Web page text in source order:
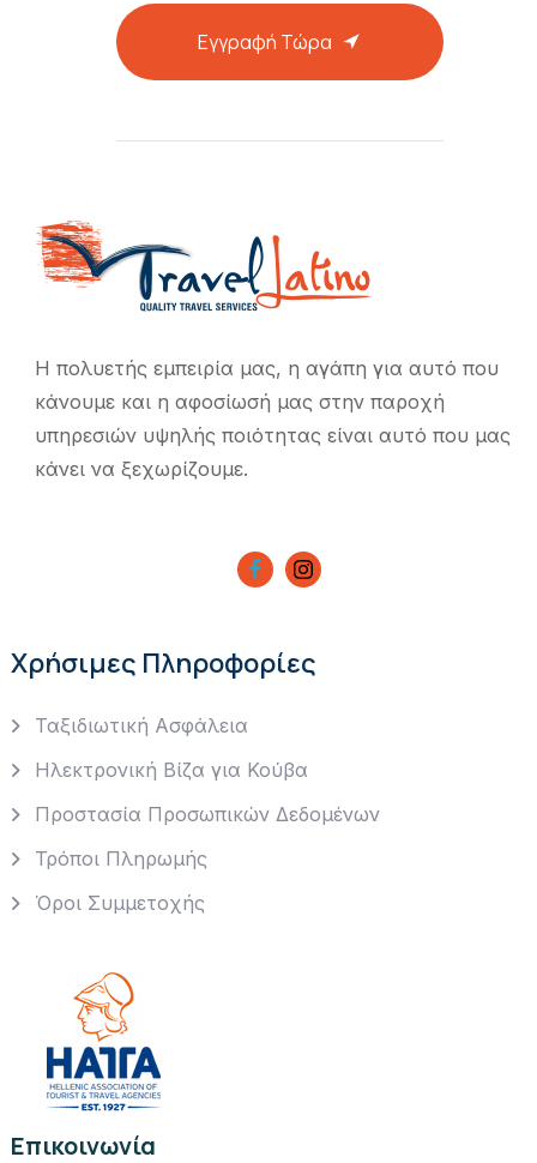
Εγγραφή Τώρα
Η πολυετής εμπειρία μας, η αγάπη για αυτό που
κάνουμε και η αφοσίωσή μας στην παροχή
υπηρεσιών υψηλής ποιότητας είναι αυτό που μας
κάνει να ξεχωρίζουμε.
Χρήσιμες Πληροφορίες
Ταξιδιωτική Ασφάλεια
Ηλεκτρονική Βίζα για Κούβα
Προστασία Προσωπικών Δεδομένων
Τρόποι Πληρωμής
Όροι Συμμετοχής
Επικοινωνία